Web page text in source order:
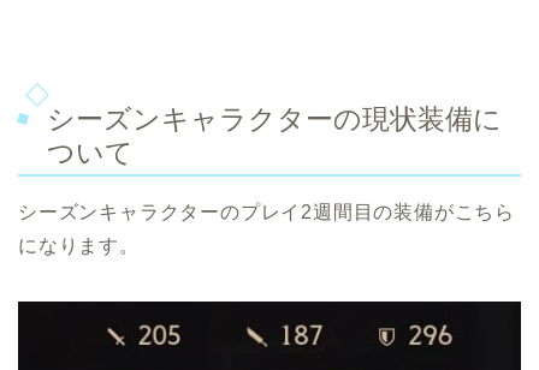
シーズンキャラクターの現状装備に
ついて
シーズンキャラクターのプレイ2週間目の装備がこちら
になります。